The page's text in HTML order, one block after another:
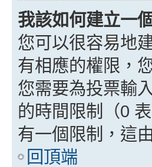
我該如何建立一
您可以很容易地
有相應的權限，
您需要為投票輸
的時間限制（0
有一個限制，這
回頂端